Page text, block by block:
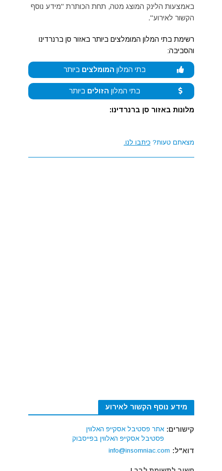
באמצעות הלינק המוצג מטה, תחת הכותרת "מידע נוסף
הקשור לאירוע".
רשימת בתי המלון המומלצים ביותר באזור סן ברנרדינו
והסביבה:
בתי המלון המומלצים ביותר
בתי המלון הזולים ביותר
מלונות באזור סן ברנרדינו:
מצאתם טעות? כיתבו לנו.
מידע נוסף הקשור לאירוע
קישורים: אתר פסטיבל אסקייפ האלווין
פסטיבל אסקייפ האלווין בפייסבוק
דוא"ל: info@insomniac.com